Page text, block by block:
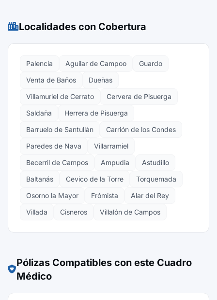
Localidades con Cobertura
Palencia Aguilar de Campoo
Guardo
Venta de Baños
Dueñas
Villamuriel de Cerrato
Cervera de Pisuerga
Saldaña
Herrera de Pisuerga
Barruelo de Santullán
Carrión de los Condes
Paredes de Nava
Villarramiel
Becerril de Campos
Ampudia
Astudillo
Baltanás
Cevico de la Torre
Torquemada
Osorno la Mayor
Frómista
Alar del Rey
Villada
Cisneros Villalón de Campos
Pólizas Compatibles con este Cuadro
Médico